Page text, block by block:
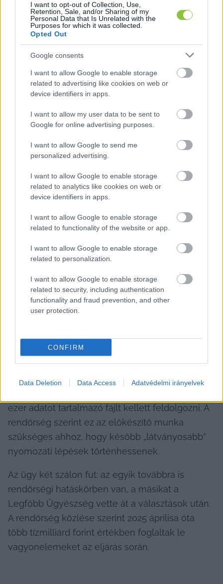
I want to opt-out of Collection, Use,
Retention, Sale, and/or Sharing of my
Personal Data that Is Unrelated with the
Purposes for which it was collected.
Opted Out
Google consents
I want to allow Google to enable storage
related to advertising like cookies on web or
device identifiers in apps.
I want to allow my user data to be sent to
Google for online advertising purposes.
I want to allow Google to send me
personalized advertising.
I want to allow Google to enable storage
related to analytics like cookies on web or
device identifiers in apps.
I want to allow Google to enable storage
related to functionality of the website or app.
I want to allow Google to enable storage
related to personalization.
I want to allow Google to enable storage
related to security, including authentication
functionality and fraud prevention, and other
user protection.
CONFIRM
Data Deletion Data Access Adatvédelmi irányelvek
vállalkozások az MNB-s projektek beruházási
értékének több mint 86 százalékát nyerték el az
ingatlanok vételára nélkül számolva. A jelentés
részletesen bemutatta, hogy a Somlai Invest Zrt.,
a Raw Development Kft. és a Raw Facility Kft. az
ingatlanügyletek szinte minden szakaszában
Több pénzügyi intézkedés is történt Somlai
számláját, idén tavasszal pedig a Raw
megszüntették vagy felszámolták -
össze a telex.hu.
HIRDETÉS
alapítványi ügyben több mint egy éve folyik
nyomozás, de eddig senkit nem gyanúsítottak
meg. Az ORFK ezt azzal indokolta a napokban,
ezer adatot tartalmazó fájlt kellett feldolgozni. A
rendőrség szerint ez az előkészítő munka
szükséges ahhoz, hogy később „látványosabb”
nyomozati lépések történhessenek.
Az ügy két szálon fut: az egyik továbbra is
rendőrségi hatáskörben van, a másikat a
Legfőbb Ügyészség vette át a választások után.
A rendőrség közlése szerint 2025 áprilisa óta
több tízmilliárd forint értékben foglaltak le
vagyonelemeket az eljárás során.